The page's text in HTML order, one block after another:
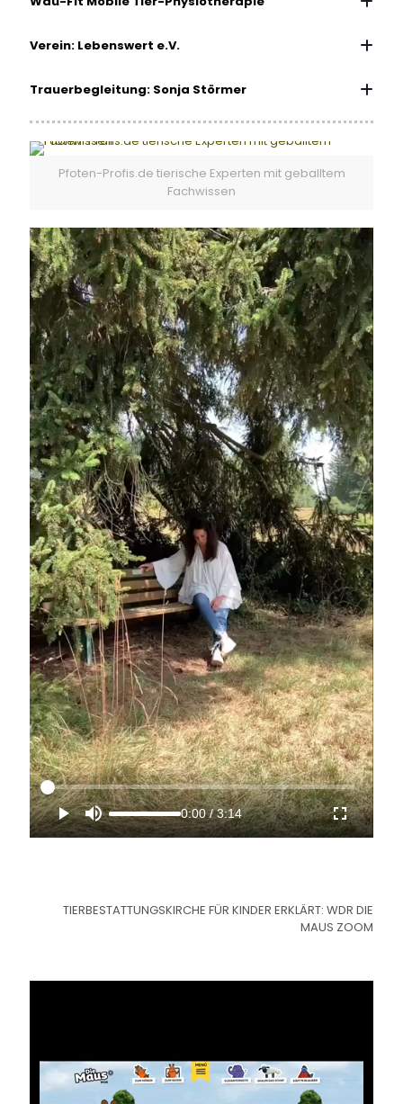
Verein: Lebenswert e.V.
Trauerbegleitung: Sonja Störmer
Pfoten-Profis.de tierische Experten mit geballtem
Fachwissen
0:00/3:14
TIERBESTATTUNGSKIRCHE FÜR KINDER ERKLÄRT: WDR DIE
MAUS ZOOM